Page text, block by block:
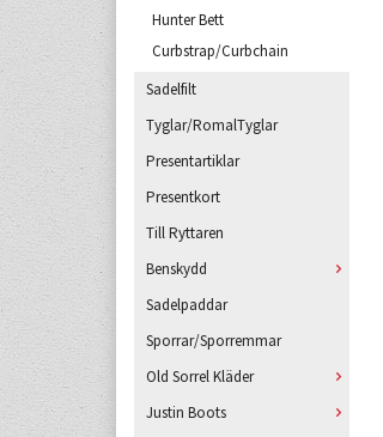
Hunter Bett
Curbstrap/Curbchain
Sadelfilt
Tyglar/RomalTyglar
Presentartiklar
Presentkort
Till Ryttaren
Benskydd
Sadelpaddar
Sporrar/Sporremmar
Old Sorrel Kläder
Justin Boots